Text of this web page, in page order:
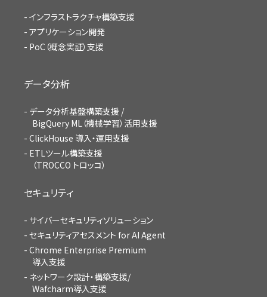
インフラストラクチャ構築支援
アプリケーション開発
PoC（概念実証）支援
データ分析
データ分析基盤構築支援 /
BigQuery ML（機械学習）活用支援
ClickHouse 導入・運用支援
ETLツール構築支援
（TROCCO トロッコ）
セキュリティ
サイバーセキュリティソリューション
セキュリティアセスメント for AI Agent
Chrome Enterprise Premium
導入支援
ネットワーク設計・構築支援/
Wafcharm導入支援